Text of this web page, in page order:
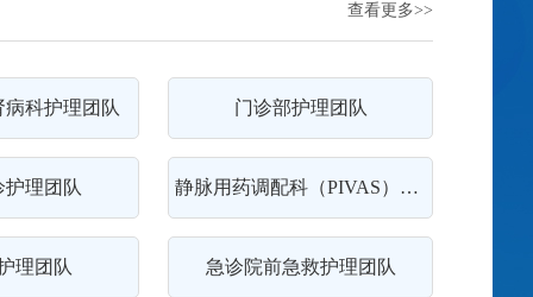
查看更多>>
科护理团队 门诊部护理团队
护理团队 静脉用药调配科（PIVAS）护理团队
理团队 急诊院前急救护理团队